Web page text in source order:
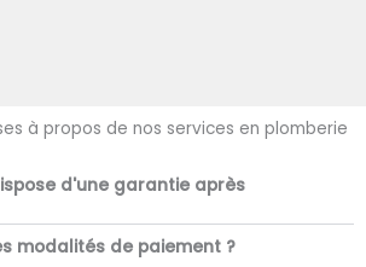
à propos de nos services en plomberie
d'une garantie après
modalités de paiement ?